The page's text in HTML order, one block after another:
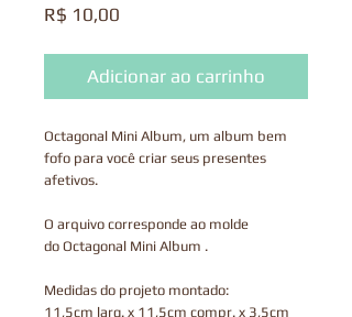
R$ 10,00
Adicionar ao carrinho
Octagonal Mini Album, um album bem
fofo para você criar seus presentes
afetivos.
O arquivo corresponde ao molde
do Octagonal Mini Album .
Medidas do projeto montado:
11,5cm larg. x 11,5cm compr. x 3,5cm